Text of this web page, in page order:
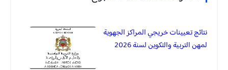
نتائج تعيينات خريجي المراكز الجهوية
لمهن التربية والتكوين لسنة 2026